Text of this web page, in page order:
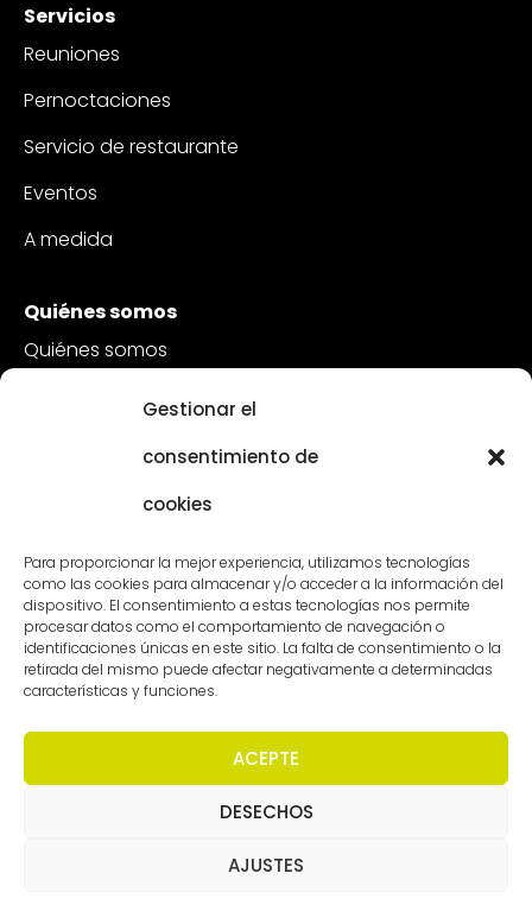
Gestionar el
consentimiento de
cookies
Para proporcionar la mejor experiencia, utilizamos tecnologías
como las cookies para almacenar y/o acceder a la información del
dispositivo. El consentimiento a estas tecnologías nos permite
procesar datos como el comportamiento de navegación o
identificaciones únicas en este sitio. La falta de consentimiento o la
retirada del mismo puede afectar negativamente a determinadas
características y funciones.
ACEPTE
DESECHOS
AJUSTES
Servicios
Reuniones
Pernoctaciones
Servicio de restaurante
Eventos
A medida
Quiénes somos
Quiénes somos
Derechos de autor - Worldmeetings |
confidencialidad